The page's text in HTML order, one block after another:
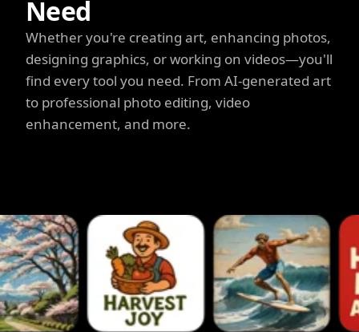
Need
Whether you're creating art, enhancing photos,
designing graphics, or working on videos—you'll
find every tool you need. From AI-generated art
to professional photo editing, video
enhancement, and more.